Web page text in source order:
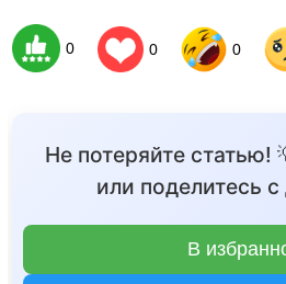
0 0 0
Не потеряйте статью!
или поделитесь
В